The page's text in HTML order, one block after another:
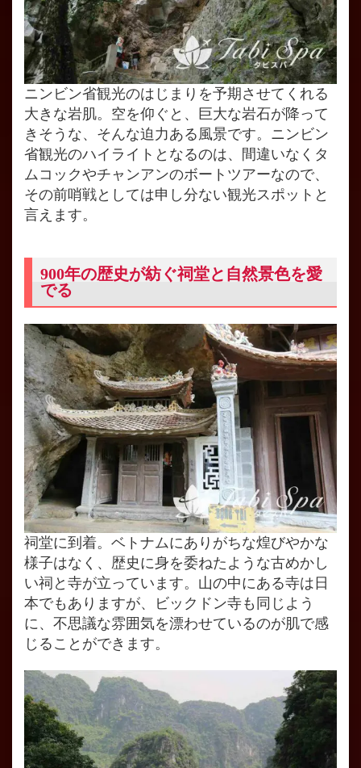
ニンビン省観光のはじまりを予期させてくれる
大きな岩肌。空を仰ぐと、巨大な岩石が降って
きそうな、そんな迫力ある風景です。ニンビン
省観光のハイライトとなるのは、間違いなくタ
ムコックやチャンアンのボートツアーなので、
その前哨戦としては申し分ない観光スポットと
言えます。
900年の歴史が紡ぐ祠堂と自然景色を愛
でる
祠堂に到着。ベトナムにありがちな煌びやかな
様子はなく、歴史に身を委ねたような古めかし
い祠と寺が立っています。山の中にある寺は日
本でもありますが、ビックドン寺も同じよう
に、不思議な雰囲気を漂わせているのが肌で感
じることができます。